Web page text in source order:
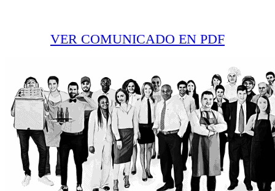
VER COMUNICADO EN PDF